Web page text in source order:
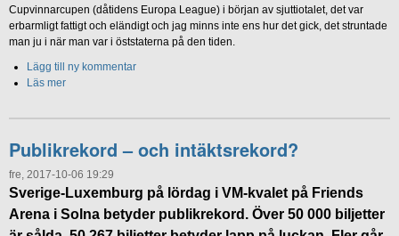
Cupvinnarcupen (dåtidens Europa League) i början av sjuttiotalet, det var
erbarmligt fattigt och eländigt och jag minns inte ens hur det gick, det struntade
man ju i när man var i öststaterna på den tiden.
Lägg till ny kommentar
Läs mer
Publikrekord – och intäktsrekord?
fre, 2017-10-06 19:29
Sverige-Luxemburg på lördag i VM-kvalet på Friends
Arena i Solna betyder publikrekord. Över 50 000 biljetter